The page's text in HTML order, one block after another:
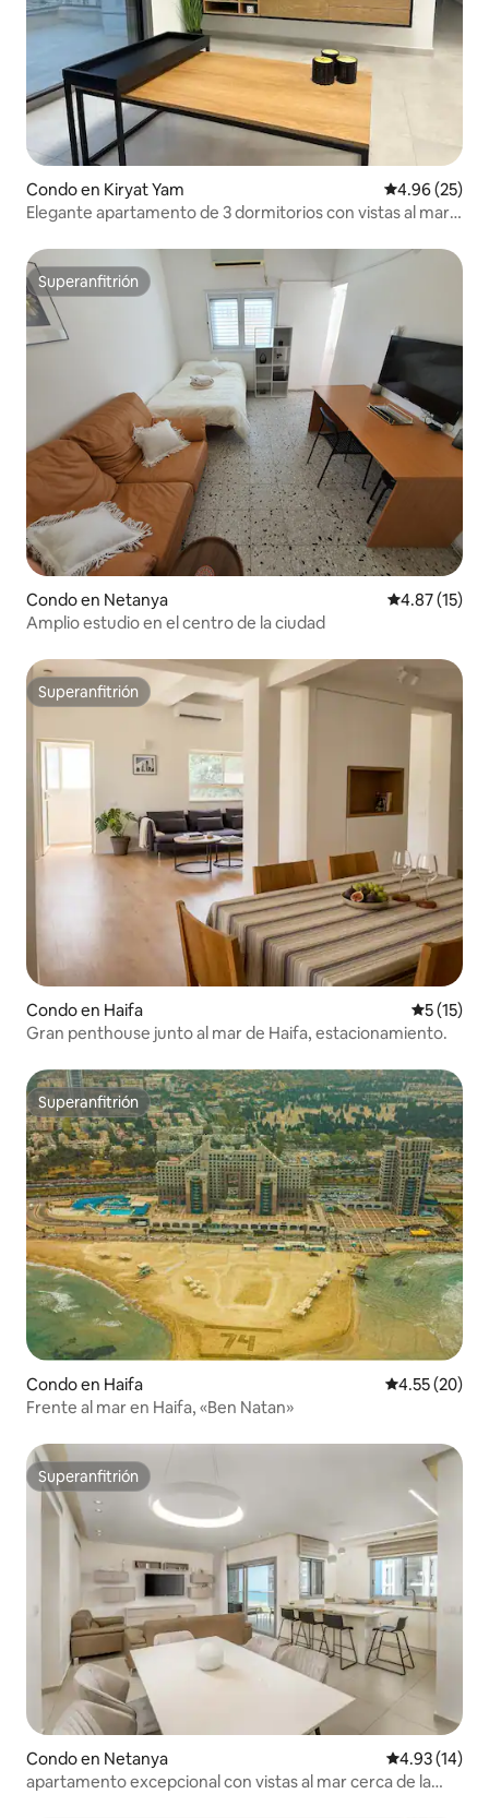
Condo en Kiryat Yam Calificación
4.96 (25)
Elegante apartamento de 3 dormitorios con vistas al mar
Superanfitrión
Superanfitrión
Condo en Netanya Calificación
4.87 (15)
Amplio estudio en el centro de la ciudad
Superanfitrión
Superanfitrión
Condo en Haifa
5 (15)
Gran penthouse junto al mar de Haifa, estacionamiento.
Superanfitrión
Superanfitrión
Condo en Haifa Calificación
4.55 (20)
Frente al mar en Haifa, «Ben Natan»
Superanfitrión
Superanfitrión
Condo en Netanya Calificación
4.93 (14)
apartamento excepcional con vistas al mar cerca de la